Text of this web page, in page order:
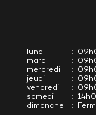
lundi
:
mardi
:
mercredi
:
jeudi
:
vendredi
:
samedi
:
dimanche
: